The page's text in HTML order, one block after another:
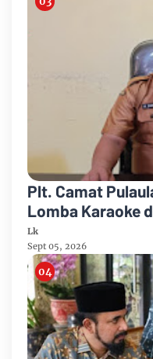
Plt. Camat
Lomba Karaoke
HUT ke-81
Lk
Sept 05, 2026